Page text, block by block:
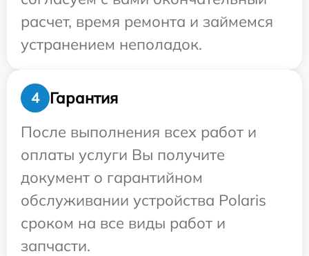
расчет, время ремонта и займемся
устранением неполадок.
4
Гарантия
После выполнения всех работ и
оплаты услуги Вы получите
документ о гарантийном
обслуживании устройства Polaris
сроком на все виды работ и
запчасти.